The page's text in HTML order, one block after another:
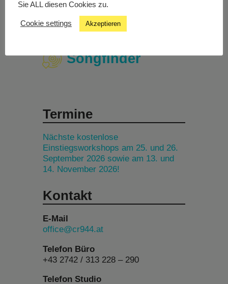
Studiochat
Songfinder
Termine
Nächste kostenlose
Einstiegsworkshops am 25. und 26.
September 2026 sowie am 13. und
14. November 2026!
Kontakt
E-Mail
office@cr944.at
Telefon Büro
+43 2742 / 313 228 – 290
Telefon Studio
Sie ALL diesen Cookies zu.
Cookie settings Akzeptieren